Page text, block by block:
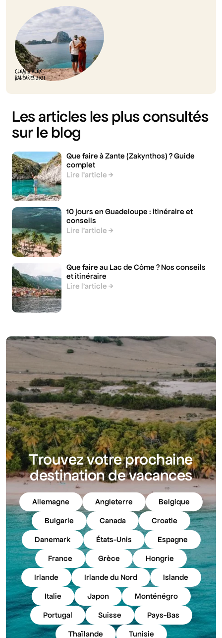
CLEM & ALEX
BALÉARES 2021
Les articles les plus consultés
sur le blog
Que faire à Zante (Zakynthos) ? Guide
complet
Lire l’article
10 jours en Guadeloupe : itinéraire et
conseils
Lire l’article
Que faire au Lac de Côme ? Nos conseils
et itinéraire
Lire l’article
Trouvez votre prochaine
destination de vacances
Allemagne Angleterre Belgique
Bulgarie Canada Croatie
Danemark États-Unis Espagne
France Grèce Hongrie
Irlande Irlande du Nord Islande
Italie Japon Monténégro
Portugal Suisse Pays-Bas
Thaïlande Tunisie